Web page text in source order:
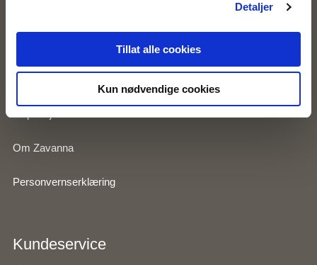
Detaljer
Tillat alle cookies
Kun nødvendige cookies
Om Zavanna
Personvernserklæring
Kundeservice